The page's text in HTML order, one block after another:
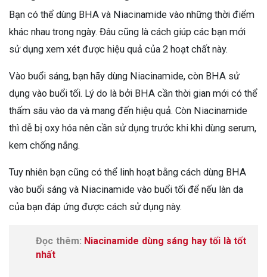
Bạn có thể dùng BHA và Niacinamide vào những thời điểm
khác nhau trong ngày. Đâu cũng là cách giúp các bạn mới
sử dụng xem xét được hiệu quả của 2 hoạt chất này.
Vào buổi sáng, bạn hãy dùng Niacinamide, còn BHA sử
dụng vào buổi tối. Lý do là bởi BHA cần thời gian mới có thể
thấm sâu vào da và mang đến hiệu quả. Còn Niacinamide
thì dễ bị oxy hóa nên cần sử dụng trước khi khi dùng serum,
kem chống nắng.
Tuy nhiên bạn cũng có thể linh hoạt bằng cách dùng BHA
vào buổi sáng và Niacinamide vào buổi tối để nếu làn da
của bạn đáp ứng được cách sử dụng này.
Đọc thêm: Niacinamide dùng sáng hay tối là tốt
nhất